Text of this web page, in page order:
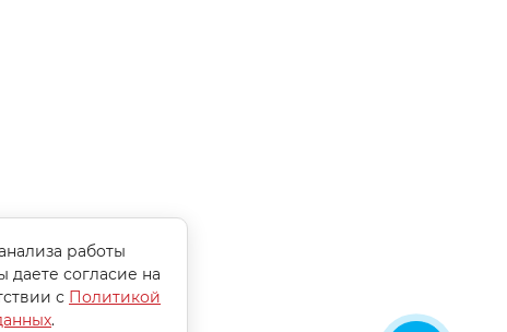
работы
даете согласие на
с Политикой
.